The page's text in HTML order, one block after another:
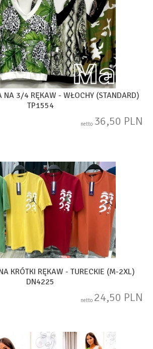
NA 3/4 RĘKAW - WŁOCHY (STANDARD)
TP1554
netto 36,50 PLN
KRÓTKI RĘKAW - TURECKIE (M-2XL)
DN4225
netto 24,50 PLN